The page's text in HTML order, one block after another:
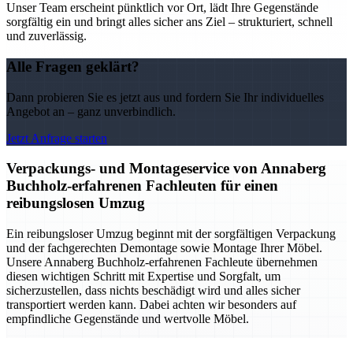
Unser Team erscheint pünktlich vor Ort, lädt Ihre Gegenstände
sorgfältig ein und bringt alles sicher ans Ziel – strukturiert, schnell
und zuverlässig.
Alle Fragen geklärt?
Dann probieren Sie es jetzt aus und fordern Sie Ihr individuelles
Angebot an – ganz unverbindlich.
Jetzt Anfrage starten
Verpackungs- und Montageservice von Annaberg
Buchholz-erfahrenen Fachleuten für einen
reibungslosen Umzug
Ein reibungsloser Umzug beginnt mit der sorgfältigen Verpackung
und der fachgerechten Demontage sowie Montage Ihrer Möbel.
Unsere Annaberg Buchholz-erfahrenen Fachleute übernehmen
diesen wichtigen Schritt mit Expertise und Sorgfalt, um
sicherzustellen, dass nichts beschädigt wird und alles sicher
transportiert werden kann. Dabei achten wir besonders auf
empfindliche Gegenstände und wertvolle Möbel.